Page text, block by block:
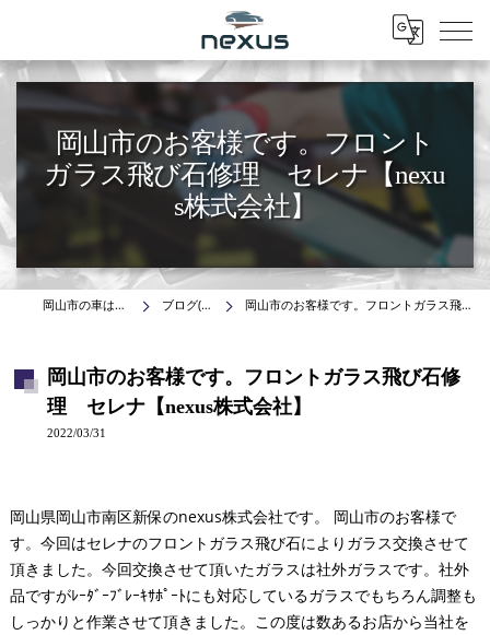
Menu
岡山市のお客様です。フロント
ガラス飛び石修理 セレナ【nexu
s株式会社】
岡山市の車はnexus株式会社 ブログ(施工事例) 岡山市のお客様です。フロントガラス飛び石修理 セレナ【nexus株式会社】
岡山市のお客様です。フロントガラス飛び石修
理 セレナ【nexus株式会社】
2022/03/31
岡山県岡山市南区新保のnexus株式会社です。 岡山市のお客様で
す。今回はセレナのフロントガラス飛び石によりガラス交換させて
頂きました。今回交換させて頂いたガラスは社外ガラスです。社外
品ですがﾚｰﾀﾞｰﾌﾞﾚｰｷｻﾎﾟｰﾄにも対応しているガラスでもちろん調整も
しっかりと作業させて頂きました。この度は数あるお店から当社を